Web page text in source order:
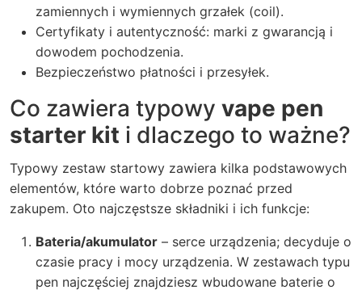
zamiennych i wymiennych grzałek (coil).
Certyfikaty i autentyczność: marki z gwarancją i
dowodem pochodzenia.
Bezpieczeństwo płatności i przesyłek.
Co zawiera typowy vape pen
starter kit i dlaczego to ważne?
Typowy zestaw startowy zawiera kilka podstawowych
elementów, które warto dobrze poznać przed
zakupem. Oto najczęstsze składniki i ich funkcje:
Bateria/akumulator – serce urządzenia; decyduje o
czasie pracy i mocy urządzenia. W zestawach typu
pen najczęściej znajdziesz wbudowane baterie o